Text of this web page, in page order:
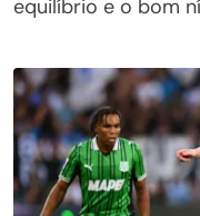
equilíbrio e o bom